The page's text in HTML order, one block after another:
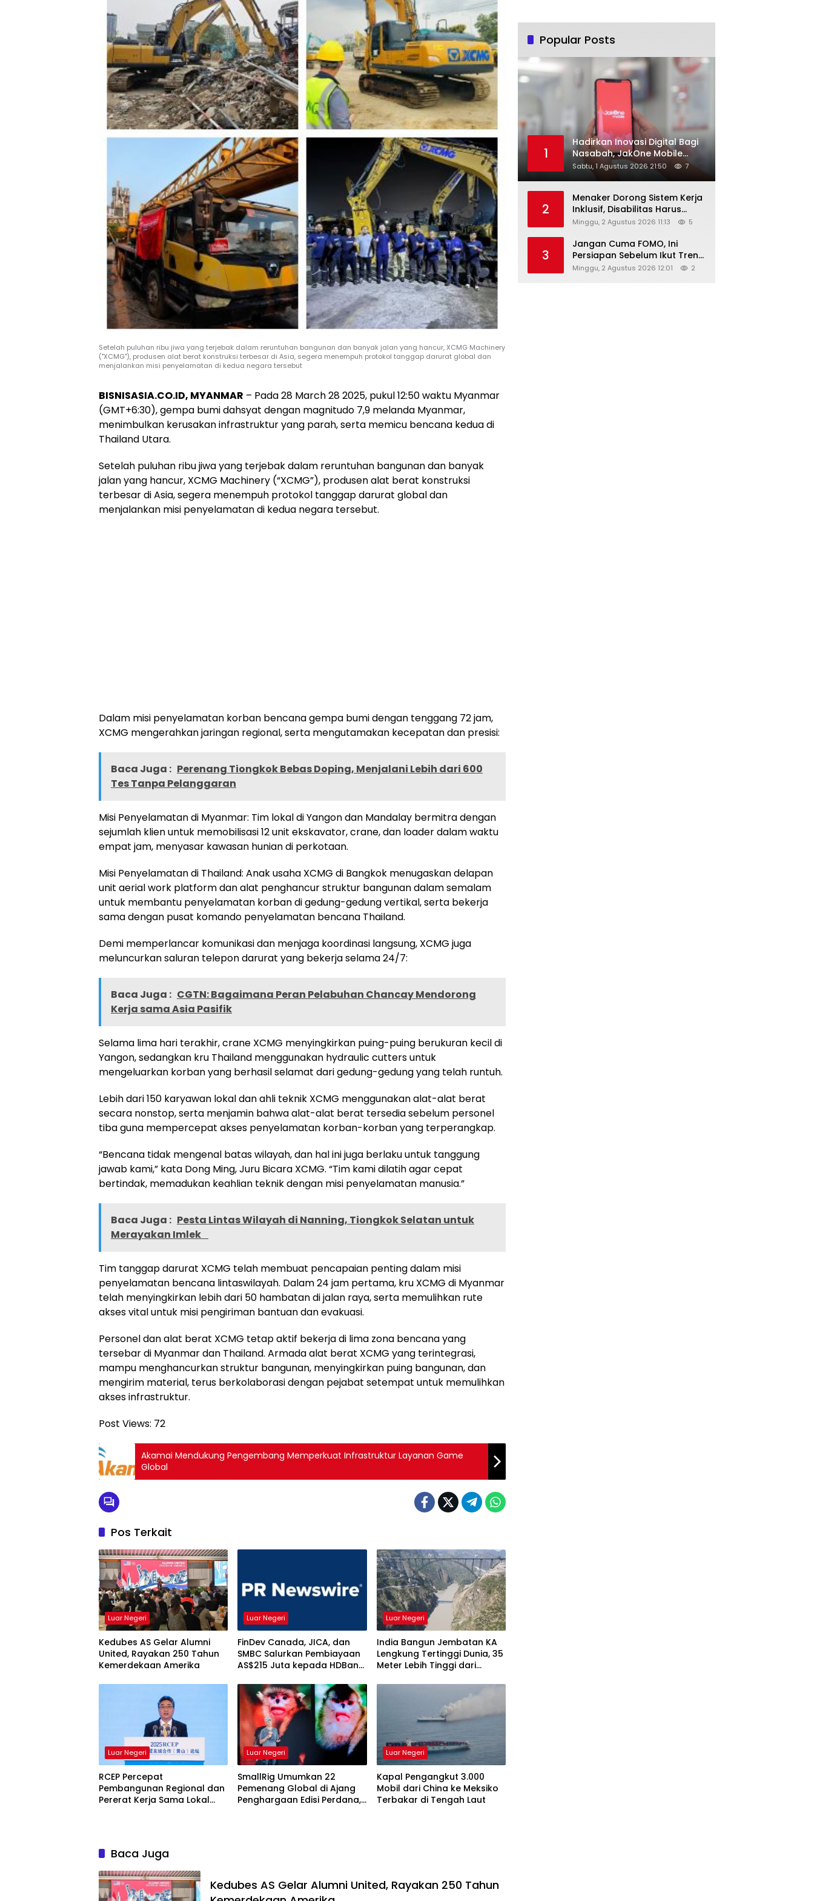
Setelah puluhan ribu jiwa yang terjebak dalam reruntuhan bangunan dan banyak jalan yang hancur, XCMG Machinery
("XCMG"), produsen alat berat konstruksi terbesar di Asia, segera menempuh protokol tanggap darurat global dan
menjalankan misi penyelamatan di kedua negara tersebut
BISNISASIA.CO.ID, MYANMAR – Pada 28 March 28 2025, pukul 12:50 waktu Myanmar
(GMT+6:30), gempa bumi dahsyat dengan magnitudo 7,9 melanda Myanmar,
menimbulkan kerusakan infrastruktur yang parah, serta memicu bencana kedua di
Thailand Utara.
Setelah puluhan ribu jiwa yang terjebak dalam reruntuhan bangunan dan banyak
jalan yang hancur, XCMG Machinery (“XCMG”), produsen alat berat konstruksi
terbesar di Asia, segera menempuh protokol tanggap darurat global dan
menjalankan misi penyelamatan di kedua negara tersebut.
Dalam misi penyelamatan korban bencana gempa bumi dengan tenggang 72 jam,
XCMG mengerahkan jaringan regional, serta mengutamakan kecepatan dan presisi:
Baca Juga : Perenang Tiongkok Bebas Doping, Menjalani Lebih dari 600
Tes Tanpa Pelanggaran
Misi Penyelamatan di Myanmar: Tim lokal di Yangon dan Mandalay bermitra dengan
sejumlah klien untuk memobilisasi 12 unit ekskavator, crane, dan loader dalam waktu
empat jam, menyasar kawasan hunian di perkotaan.
Misi Penyelamatan di Thailand: Anak usaha XCMG di Bangkok menugaskan delapan
unit aerial work platform dan alat penghancur struktur bangunan dalam semalam
untuk membantu penyelamatan korban di gedung-gedung vertikal, serta bekerja
sama dengan pusat komando penyelamatan bencana Thailand.
Demi memperlancar komunikasi dan menjaga koordinasi langsung, XCMG juga
meluncurkan saluran telepon darurat yang bekerja selama 24/7:
Baca Juga : CGTN: Bagaimana Peran Pelabuhan Chancay Mendorong
Kerja sama Asia Pasifik
Selama lima hari terakhir, crane XCMG menyingkirkan puing-puing berukuran kecil di
Yangon, sedangkan kru Thailand menggunakan hydraulic cutters untuk
mengeluarkan korban yang berhasil selamat dari gedung-gedung yang telah runtuh.
Lebih dari 150 karyawan lokal dan ahli teknik XCMG menggunakan alat-alat berat
secara nonstop, serta menjamin bahwa alat-alat berat tersedia sebelum personel
tiba guna mempercepat akses penyelamatan korban-korban yang terperangkap.
“Bencana tidak mengenal batas wilayah, dan hal ini juga berlaku untuk tanggung
jawab kami,” kata Dong Ming, Juru Bicara XCMG. “Tim kami dilatih agar cepat
bertindak, memadukan keahlian teknik dengan misi penyelamatan manusia.”
Baca Juga : Pesta Lintas Wilayah di Nanning, Tiongkok Selatan untuk
Merayakan Imlek
Tim tanggap darurat XCMG telah membuat pencapaian penting dalam misi
penyelamatan bencana lintaswilayah. Dalam 24 jam pertama, kru XCMG di Myanmar
telah menyingkirkan lebih dari 50 hambatan di jalan raya, serta memulihkan rute
akses vital untuk misi pengiriman bantuan dan evakuasi.
Personel dan alat berat XCMG tetap aktif bekerja di lima zona bencana yang
tersebar di Myanmar dan Thailand. Armada alat berat XCMG yang terintegrasi,
mampu menghancurkan struktur bangunan, menyingkirkan puing bangunan, dan
mengirim material, terus berkolaborasi dengan pejabat setempat untuk memulihkan
akses infrastruktur.
Post Views: 72
Akamai Mendukung Pengembang Memperkuat Infrastruktur Layanan Game
Global
Pos Terkait
Luar Negeri
Kedubes AS Gelar Alumni
United, Rayakan 250 Tahun
Kemerdekaan Amerika
Luar Negeri
FinDev Canada, JICA, dan
SMBC Salurkan Pembiayaan
AS$215 Juta kepada HDBank,
Luar Negeri
India Bangun Jembatan KA
Lengkung Tertinggi Dunia, 35
Meter Lebih Tinggi dari
Luar Negeri
RCEP Percepat
Pembangunan Regional dan
Pererat Kerja Sama Lokal
Luar Negeri
SmallRig Umumkan 22
Pemenang Global di Ajang
Penghargaan Edisi Perdana,
Luar Negeri
Kapal Pengangkut 3.000
Mobil dari China ke Meksiko
Terbakar di Tengah Laut
Baca Juga
Kedubes AS Gelar Alumni United, Rayakan 250 Tahun
Popular Posts
1
Hadirkan Inovasi Digital Bagi
Nasabah, JakOne Mobile
Antar Bank Jakarta Sukses
Raih Digital Excellence
Sabtu, 1 Agustus 2026 21:50 7
2
Menaker Dorong Sistem Kerja
Inklusif, Disabilitas Harus
Dapat Kesempatan Setara
Minggu, 2 Agustus 2026 11:13 5
3
Jangan Cuma FOMO, Ini
Persiapan Sebelum Ikut Tren
Hyrox
Minggu, 2 Agustus 2026 12:01 2